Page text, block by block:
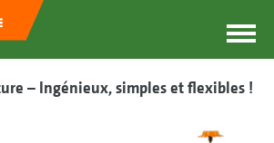
– Ingénieux, simples et flexibles !